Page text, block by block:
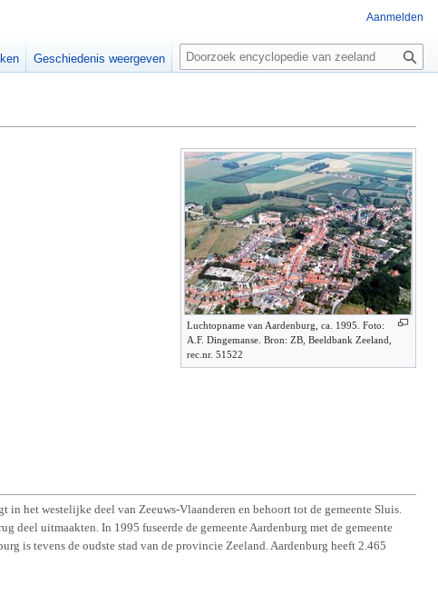
Luchtopname van Aardenburg, ca. 1995. Foto:
A.F. Dingemanse. Bron: ZB, Beeldbank Zeeland,
rec.nr. 51522
het westelijke deel van Zeeuws-Vlaanderen en behoort tot de gemeente Sluis.
deel uitmaakten. In 1995 fuseerde de gemeente Aardenburg met de gemeente
is tevens de oudste stad van de provincie Zeeland. Aardenburg heeft 2.465
Aanmelden
Geschiedenis weergeven
Z
e